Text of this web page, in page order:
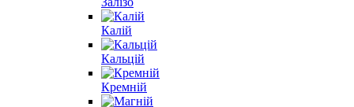
Калій
Кальцій
Кремній